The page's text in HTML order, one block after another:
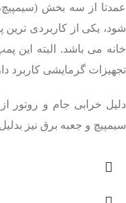
عمدتا از سه بخش
شود، یکی از کاربردی
خانه می باشد. البته این
تجهیزات گرمایشی کاربرد
دلیل خرابی جام و
سیمپیچ و جعبه برق نیز